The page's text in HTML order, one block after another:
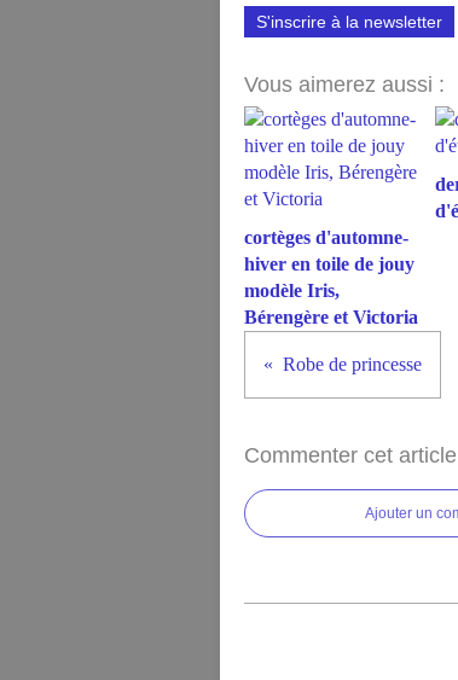
S'inscrire à la newsletter
Vous aimerez aussi :
cortèges d'automne-
hiver en toile de jouy
modèle Iris,
Bérengère et Victoria
Robe de princesse
Commenter cet article
Ajouter un